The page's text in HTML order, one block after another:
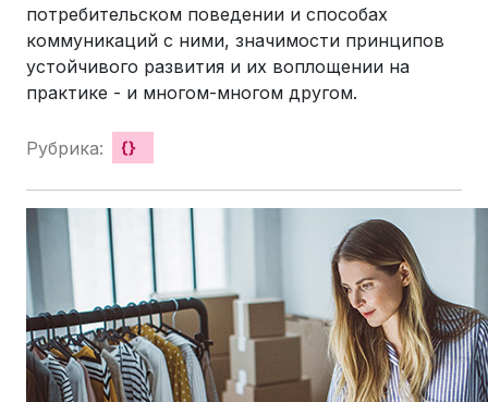
потребительском поведении и способах
коммуникаций с ними, значимости принципов
устойчивого развития и их воплощении на
практике - и многом-многом другом.
Рубрика: {}